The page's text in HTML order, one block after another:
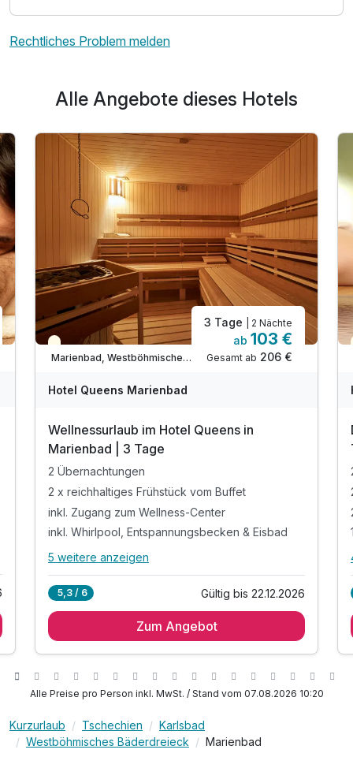
Tipi Luxury Suite
2 Erwachsene und 1 Kind
Ausstattung
Für 5 Tage p.P. ab
Rechtliches Problem melden
Alle Angebote dieses Hotels
Teilweise ausgelastet
Marienbad, Westböhmisches Bäderdreieck
3 Tage | 2 Nächte
ab 103 €
Gesamt ab 206 €
Hotel Queens Marienbad
Wellnessurlaub im Hotel Queens in
Marienbad | 3 Tage
2 Übernachtungen
2 x reichhaltiges Frühstück vom Buffet
inkl. Zugang zum Wellness-Center
inkl. Whirlpool, Entspannungsbecken & Eisbad
Alle Inklusivleistungen
2 x reichhaltiges Frühstück vom Buffet
inkl. finnische Sauna, Dampfsauna & Kneipp-Pfad
inkl. Ruhezone mit Liegestühlen
inkl. Wellness-Set mit Bademantel & Hausschuhe
5 weitere anzeigen
5,3 / 6 Gültig bis 22.12.2026
Zum Angebot
Alle Preise pro Person inkl. MwSt. / Stand vom 07.08.2026 10:20
Kurzurlaub Tschechien
Karlsbad
Westböhmisches Bäderdreieck
Marienbad